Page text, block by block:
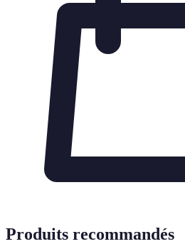
Produits recommandés